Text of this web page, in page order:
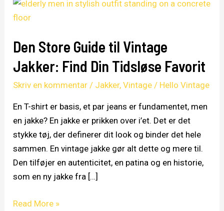
Den Store Guide til Vintage
Jakker: Find Din Tidsløse Favorit
Skriv en kommentar / Jakker,Vintage / Hello Vintage
En T-shirt er basis, et par jeans er fundamentet, men
en jakke? En jakke er prikken over i’et. Det er det
stykke tøj, der definerer dit look og binder det hele
sammen. En vintage jakke gør alt dette og mere til.
Den tilføjer en autenticitet, en patina og en historie,
som en ny jakke fra […]
Den
Store
til
Vintage
Jakker:
Find
Read More »